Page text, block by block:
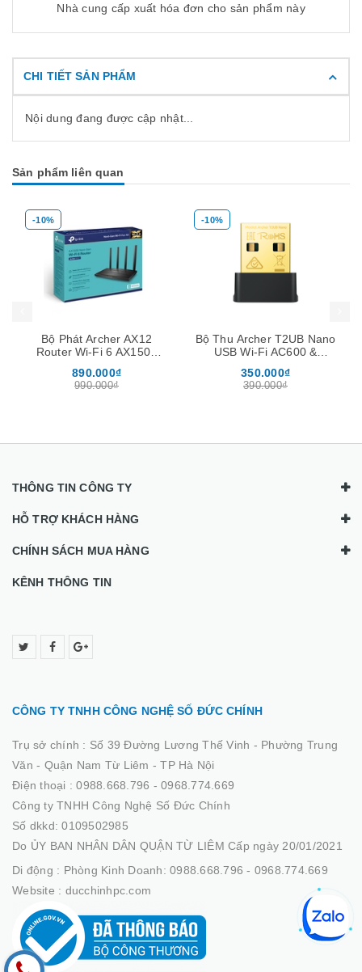
Nhà cung cấp xuất hóa đơn cho sản phẩm này
CHI TIẾT SẢN PHẨM
Nội dung đang được cập nhật...
Sản phẩm liên quan
-10%
Bộ Phát Archer AX12
Router Wi-Fi 6 AX1500
890.000₫
990.000₫
-10%
Bộ Thu Archer T2UB Nano
USB Wi-Fi AC600 &
350.000₫
390.000₫
THÔNG TIN CÔNG TY
HỖ TRỢ KHÁCH HÀNG
CHÍNH SÁCH MUA HÀNG
KÊNH THÔNG TIN
CÔNG TY TNHH CÔNG NGHỆ SỐ ĐỨC CHÍNH
Trụ sở chính : Số 39 Đường Lương Thế Vinh - Phường Trung
Văn - Quận Nam Từ Liêm - TP Hà Nội
Điện thoại :0988.668.796 - 0968.774.669
Công ty TNHH Công Nghệ Số Đức Chính
Số dkkd: 0109502985
Do ỦY BAN NHÂN DÂN QUẬN TỪ LIÊM Cấp ngày 20/01/2021
Di động : Phòng Kinh Doanh: 0988.668.796 - 0968.774.669
Website : ducchinhpc.com